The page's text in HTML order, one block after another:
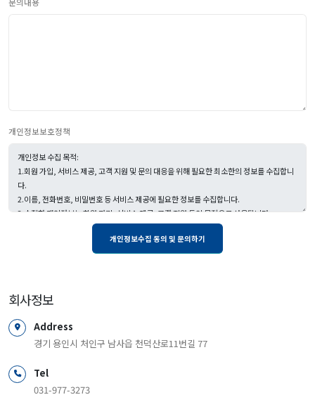
개인정보보호정책
회사정보
Address
경기 용인시 처인구 남사읍 천덕산로11번길 77
Tel
031-977-3273